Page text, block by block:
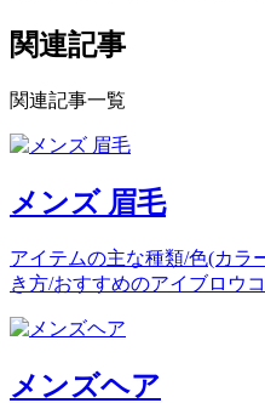
関連記事
関連記事一覧
メンズ 眉毛
アイテムの主な種類/色(カラ
き方/おすすめのアイブロウ
メンズヘア